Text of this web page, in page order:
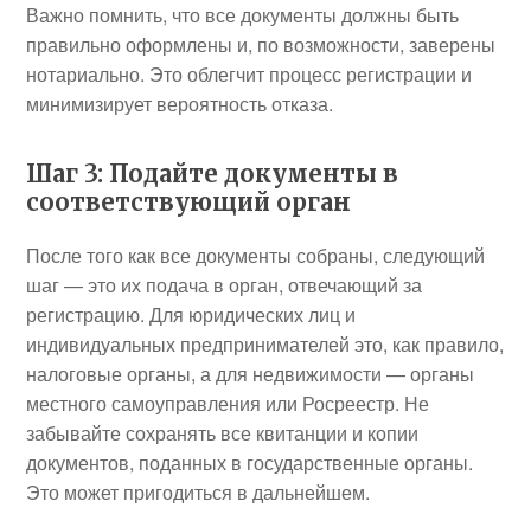
Важно помнить, что все документы должны быть
правильно оформлены и, по возможности, заверены
нотариально. Это облегчит процесс регистрации и
минимизирует вероятность отказа.
Шаг 3: Подайте документы в
соответствующий орган
После того как все документы собраны, следующий
шаг — это их подача в орган, отвечающий за
регистрацию. Для юридических лиц и
индивидуальных предпринимателей это, как правило,
налоговые органы, а для недвижимости — органы
местного самоуправления или Росреестр. Не
забывайте сохранять все квитанции и копии
документов, поданных в государственные органы.
Это может пригодиться в дальнейшем.